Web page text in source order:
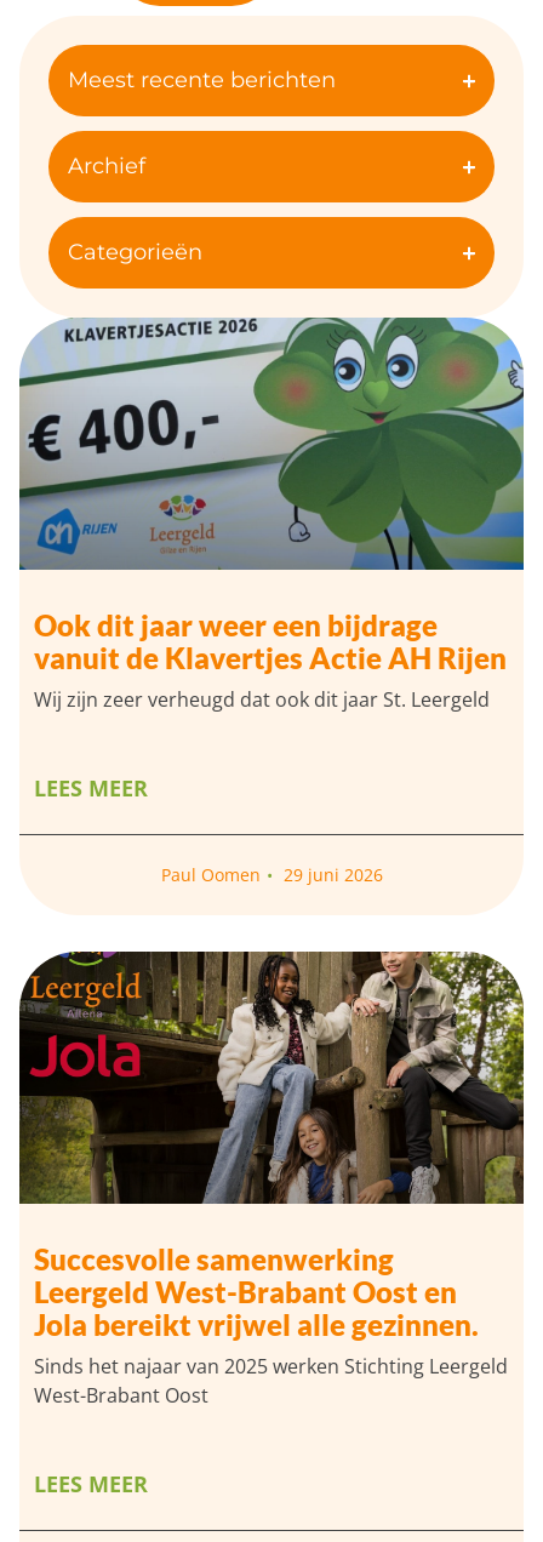
Meest recente berichten
Archief
Categorieën
Ook dit jaar weer een bijdrage
vanuit de Klavertjes Actie AH Rijen
Wij zijn zeer verheugd dat ook dit jaar St. Leergeld
LEES MEER
Paul Oomen 29 juni 2026
Succesvolle samenwerking
Leergeld West-Brabant Oost en
Jola bereikt vrijwel alle gezinnen.
Sinds het najaar van 2025 werken Stichting Leergeld
West-Brabant Oost
LEES MEER